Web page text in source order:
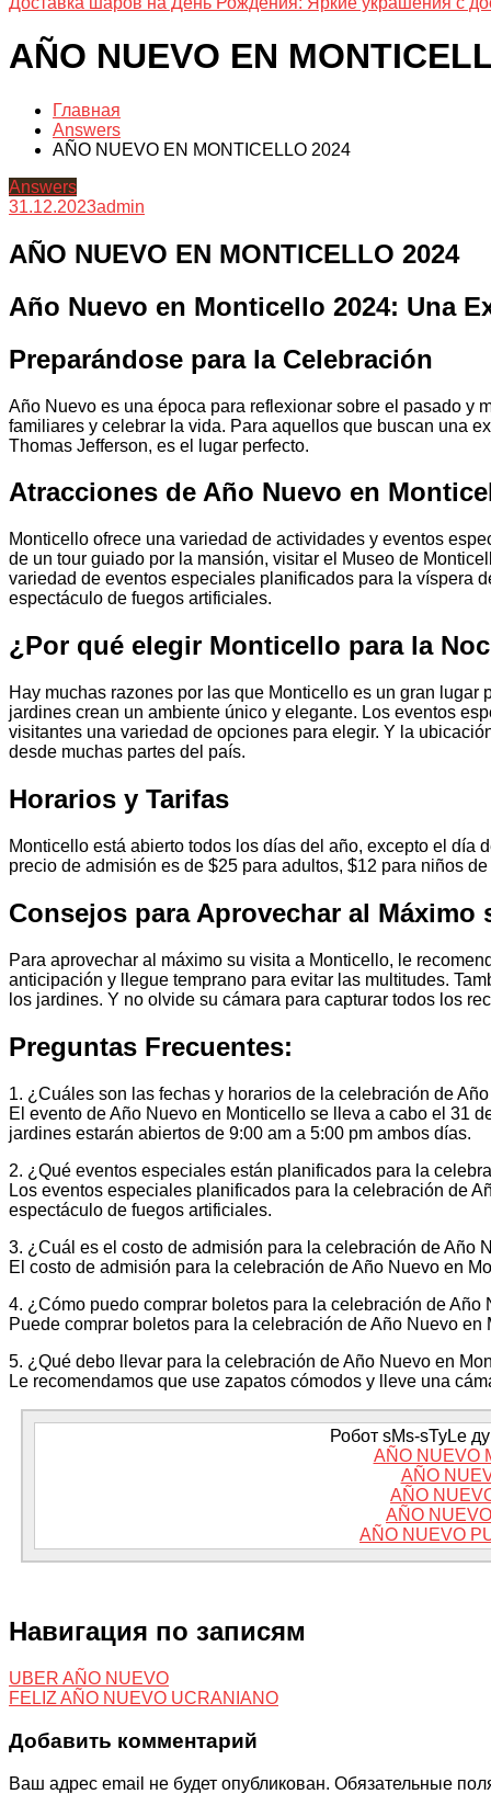
AÑO NUEVO EN
Главная
Answers
AÑO NUEVO EN MONTICELLO 2024
Answers
31.12.2023admin
AÑO NUEVO EN MONTICELLO 2024
Año Nuevo en Monticello 2024: Una
Preparándose para la Celebración
Año Nuevo es una época para reflexionar sobre el pasado y
familiares y celebrar la vida. Para aquellos que buscan una
Thomas Jefferson, es el lugar perfecto.
Atracciones de Año Nuevo en
Monticello ofrece una variedad de actividades y eventos
de un tour guiado por la mansión, visitar el Museo de
variedad de eventos especiales planificados para la víspera
espectáculo de fuegos artificiales.
¿Por qué elegir Monticello para la
Hay muchas razones por las que Monticello es un gran
jardines crean un ambiente único y elegante. Los eventos
visitantes una variedad de opciones para elegir. Y la
desde muchas partes del país.
Horarios y Tarifas
Monticello está abierto todos los días del año, excepto el día
precio de admisión es de $25 para adultos, $12 para niños
Consejos para Aprovechar al Máximo
Para aprovechar al máximo su visita a Monticello, le
anticipación y llegue temprano para evitar las multitudes.
los jardines. Y no olvide su cámara para capturar todos los
Preguntas Frecuentes:
1. ¿Cuáles son las fechas y horarios de la celebración de
El evento de Año Nuevo en Monticello se lleva a cabo el 31
jardines estarán abiertos de 9:00 am a 5:00 pm ambos días.
2. ¿Qué eventos especiales están planificados para la
Los eventos especiales planificados para la celebración de
espectáculo de fuegos artificiales.
3. ¿Cuál es el costo de admisión para la celebración de Año
El costo de admisión para la celebración de Año Nuevo en
4. ¿Cómo puedo comprar boletos para la celebración de Año
Puede comprar boletos para la celebración de Año Nuevo
5. ¿Qué debo llevar para la celebración de Año Nuevo en
Le recomendamos que use zapatos cómodos y lleve una
Робот sMs-sTyLe
AÑO NUEVO
AÑO
AÑO
AÑO
AÑO NUEVO
Навигация по записям
UBER AÑO NUEVO
FELIZ AÑO NUEVO UCRANIANO
Добавить комментарий
Ваш адрес email не будет опубликован. Обязательные